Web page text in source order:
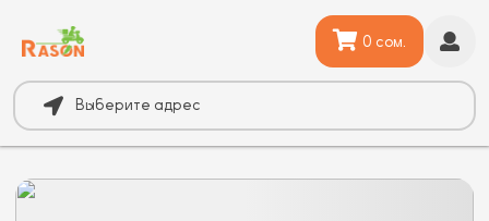
Выберите адрес
0 сом.